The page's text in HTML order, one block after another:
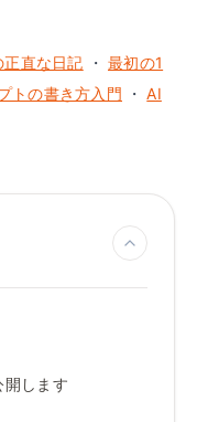
正直な日記 ・ 最初の1
トの書き方入門 ・ AI
します